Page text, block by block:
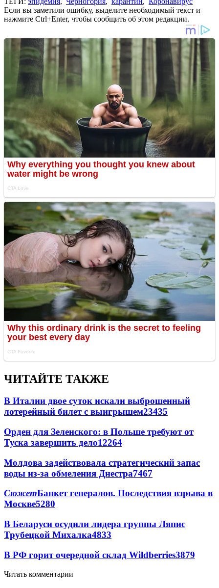
Если вы заметили ошибку, выделите необходимый текст и
нажмите Ctrl+Enter, чтобы сообщить об этом редакции.
ЧИТАЙТЕ ТАКЖЕ
В Италии двое суток искали выброшенный
лотерейный билет с выигрышем23435
Орден для Зеленского: в Польше требуют от
Туска завершить дело12264
Молдова задействовала стратегический запас
воды из-за обмеления Днестра7467
СюжетБанкет генералов. Последствия взрыва в
Москве5280
В Беларуси осудили лидера группы Ляпис
Трубецкой Михалка4833
В РФ горит очередной склад Wildberries3879
Читать комментарии